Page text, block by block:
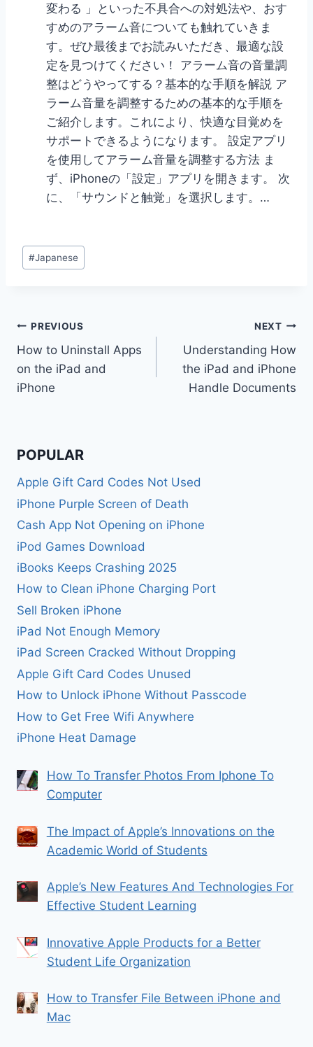
変わる 」といった不具合への対処法や、おす
すめのアラーム音についても触れていきま
す。ぜひ最後までお読みいただき、最適な設
定を見つけてください！ アラーム音の音量調
整はどうやってする？基本的な手順を解説 ア
ラーム音量を調整するための基本的な手順を
ご紹介します。これにより、快適な目覚めを
サポートできるようになります。 設定アプリ
を使用してアラーム音量を調整する方法 ま
ず、iPhoneの「設定」アプリを開きます。 次
に、「サウンドと触覚」を選択します。…
Post
Tags:
#Japanese
Post
navigation
PREVIOUS
How to Uninstall Apps
on the iPad and
iPhone
NEXT
Understanding How
the iPad and iPhone
Handle Documents
POPULAR
Apple Gift Card Codes Not Used
iPhone Purple Screen of Death
Cash App Not Opening on iPhone
iPod Games Download
iBooks Keeps Crashing 2025
How to Clean iPhone Charging Port
Sell Broken iPhone
iPad Not Enough Memory
iPad Screen Cracked Without Dropping
Apple Gift Card Codes Unused
How to Unlock iPhone Without Passcode
How to Get Free Wifi Anywhere
iPhone Heat Damage
How To Transfer Photos From Iphone To
Computer
The Impact of Apple’s Innovations on the
Academic World of Students
Apple’s New Features And Technologies For
Effective Student Learning
Innovative Apple Products for a Better
Student Life Organization
How to Transfer File Between iPhone and
Mac